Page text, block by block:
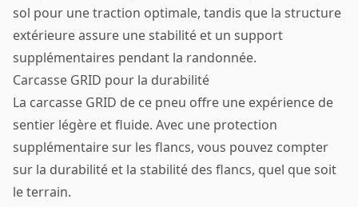
sol pour une traction optimale, tandis que la structure
extérieure assure une stabilité et un support
supplémentaires pendant la randonnée.
Carcasse GRID pour la durabilité
La carcasse GRID de ce pneu offre une expérience de
sentier légère et fluide. Avec une protection
supplémentaire sur les flancs, vous pouvez compter
sur la durabilité et la stabilité des flancs, quel que soit
le terrain.